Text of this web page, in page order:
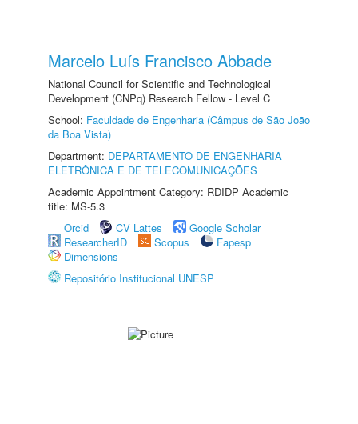
Marcelo Luís Francisco Abbade
National Council for Scientific and Technological
Development (CNPq) Research Fellow - Level C
School: Faculdade de Engenharia (Câmpus de São João
da Boa Vista)
Department: DEPARTAMENTO DE ENGENHARIA
ELETRÔNICA E DE TELECOMUNICAÇÕES
Academic Appointment Category: RDIDP Academic
title: MS-5.3
Orcid
CV Lattes
Google Scholar
ResearcherID
Scopus
Fapesp
Dimensions
Repositório Institucional UNESP